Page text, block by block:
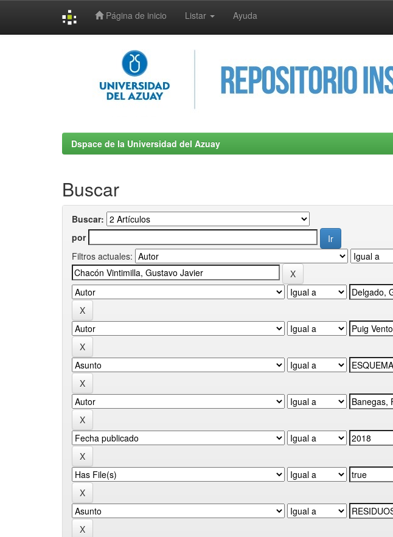
Página de inicio Listar Ayuda
Dspace de la Universidad del Azuay
Buscar
Buscar:
por
Filtros actuales: